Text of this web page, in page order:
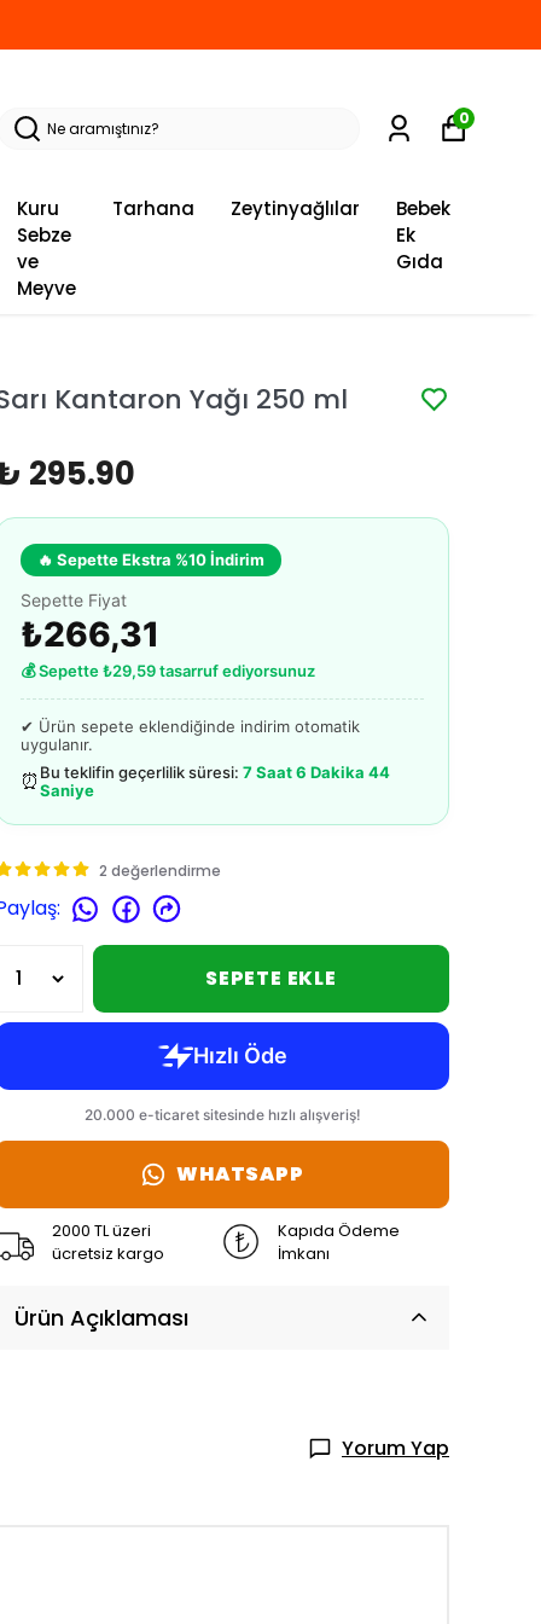
Kuru
Sebze
ve
Meyve
Tarhana Zeytinyağlılar
Bebek
Ek
Gıda
0
Kantaron Yağı 250 ml
295.90
🔥 Sepette Ekstra %10 İndirim
Sepette Fiyat
₺266,31
💰 Sepette ₺29,59 tasarruf ediyorsunuz
✔ Ürün sepete eklendiğinde indirim otomatik
uygulanır.
⏰ Bu teklifin geçerlilik süresi:7 Saat 6 Dakika 43
Saniye
2 değerlendirme
:
SEPETE EKLE
WHATSAPP
2000 TL üzeri
ücretsiz kargo
Kapıda Ödeme
İmkanı
Ürün Açıklaması
Yorum Yap